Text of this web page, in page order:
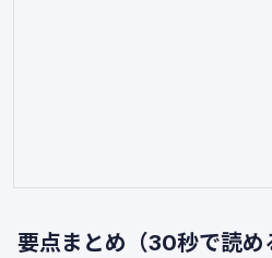
要点まとめ（30秒で読め